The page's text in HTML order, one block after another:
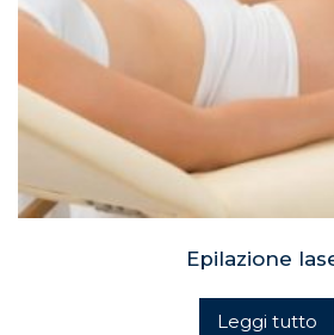
Epilazione
Leggi tutto